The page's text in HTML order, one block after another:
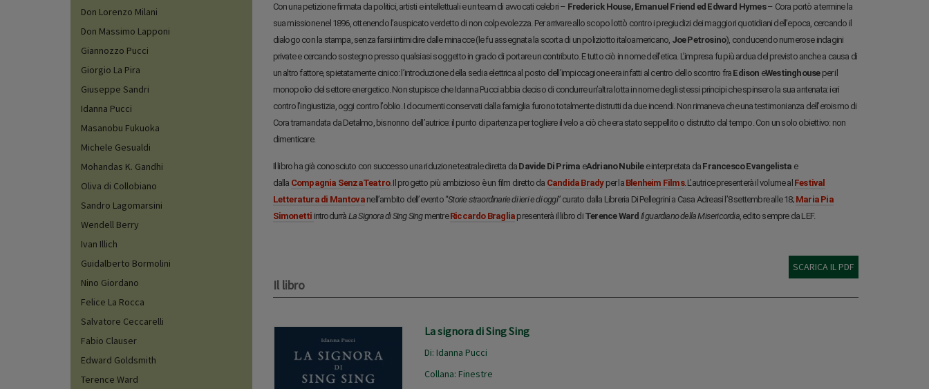
Con una petizione firmata da politici, artisti e intellettuali e un team di avvocati celebri – Frederick House, Emanuel Friend ed Edward Hymes– Cora portò a termine la
sua missione nel 1896, ottenendo l’auspicato verdetto di non colpevolezza. Per arrivare allo scopo lottò contro i pregiudizi dei maggiori quotidiani dell’epoca, cercando il
dialogo con la stampa, senza farsi intimidire dalle minacce (le fu assegnata la scorta di un poliziotto italoamericano, Joe Petrosino), conducendo numerose indagini
private e cercando sostegno presso qualsiasi soggetto in grado di portare un contributo. E tutto ciò in nome dell’etica. L’impresa fu più ardua del previsto anche a causa di
un altro fattore, spietatamente cinico: l’introduzione della sedia elettrica al posto dell’impiccagione era infatti al centro dello scontro fra Edison eWestinghouseper il
monopolio del settore energetico. Non stupisce che Idanna Pucci abbia deciso di condurre un’altra lotta in nome degli stessi principi che spinsero la sua antenata: ieri
contro l’ingiustizia, oggi contro l’oblio. I documenti conservati dalla famiglia furono totalmente distrutti da due incendi. Non rimaneva che una testimonianza dell’eroismo di
Cora tramandata da Detalmo, bisnonno dell’autrice: il punto di partenza per togliere il velo a ciò che era stato seppellito o distrutto dal tempo. Con un solo obiettivo: non
dimenticare.
Il libro ha già conosciuto con successo una riduzione teatrale diretta da Davide Di Prima eAdriano Nubilee interpretata da Francesco Evangelista e
dalla Compagnia SenzaTeatro. Il progetto più ambizioso è un film diretto da Candida Bradyper la Blenheim Films. L’autrice presenterà il volume al Festival
Letteratura di Mantovanell’ambito dell’evento “Storie straordinarie di ieri e di oggi” curato dalla Libreria Di Pellegrini a Casa Adreasi l’8 settembre alle 18; Maria Pia
Simonetti introdurrà La Signora di Sing SingmentreRiccardo Braglia presenterà il libro di Terence Ward Il guardiano della Misericordia, edito sempre da LEF.
SCARICA IL PDF
Il libro
La signora di Sing Sing
Di: Idanna Pucci
Collana: Finestre
Don Lorenzo Milani
Don Massimo Lapponi
Giannozzo Pucci
Giorgio La Pira
Giuseppe Sandri
Idanna Pucci
Masanobu Fukuoka
Michele Gesualdi
Mohandas K. Gandhi
Oliva di Collobiano
Sandro Lagomarsini
Wendell Berry
Ivan Illich
Guidalberto Bormolini
Nino Giordano
Felice La Rocca
Salvatore Ceccarelli
Fabio Clauser
Edward Goldsmith
Terence Ward